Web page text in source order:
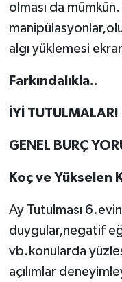
olması da
algı yüklemesi
Farkındalıkla..
İYİ TUTULMALAR!
GENEL BURÇ
Koç ve Yükselen
Ay Tutulması
duygular,negatif
vb.konularda
açılımlar